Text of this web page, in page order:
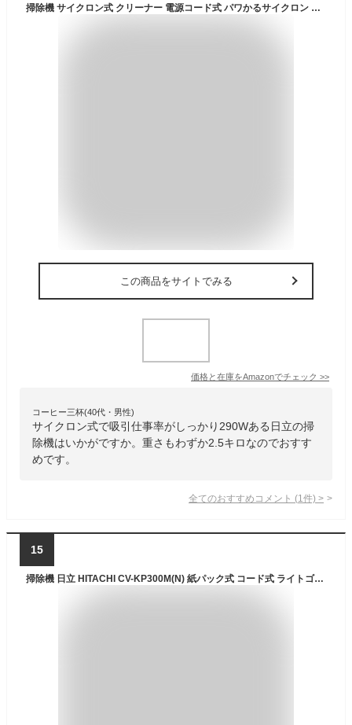
掃除機 サイクロン式 クリーナー 電源コード式 パワかるサイクロン マーブルアイボリー 日立 CV-SP300P C
この商品をサイトでみる
価格と在庫をAmazonでチェック >>
コーヒー三杯(40代・男性)
サイクロン式で吸引仕事率がしっかり290Wある日立の掃
除機はいかがですか。重さもわずか2.5キロなのでおすす
めです。
全てのおすすめコメント (1 件) >
15
掃除機 日立 HITACHI CV-KP300M(N) 紙パック式 コード式 ライトゴールド かるパック 紙パック式掃除機 コード式 自走式パワーブラシタイプ 吸引力 軽い 軽量 新生活